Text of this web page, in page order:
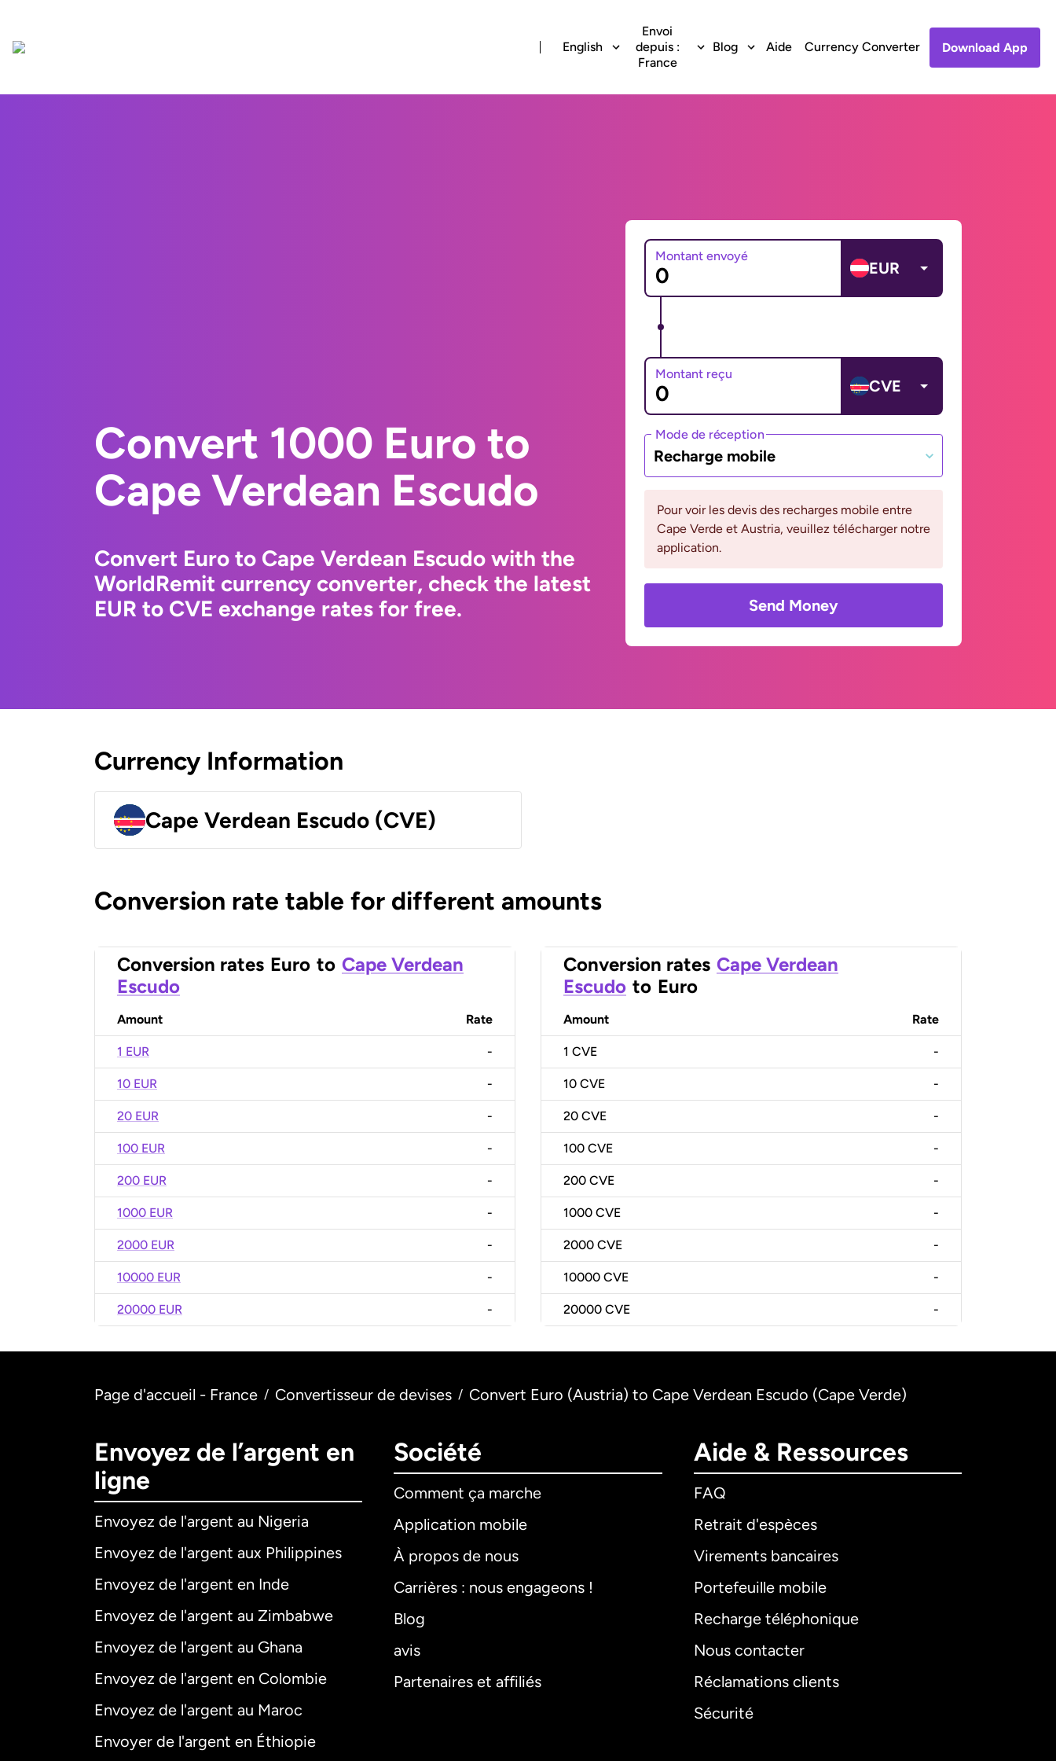
English
Envoi
depuis :
France
Blog Aide Currency Converter Download App
Convert 1000 Euro to
Cape Verdean Escudo
Convert Euro to Cape Verdean Escudo with the
WorldRemit currency converter, check the latest
EUR to CVE exchange rates for free.
Montant envoyé
EUR
Montant reçu
CVE
Mode de réception
Recharge mobile
Pour voir les devis des recharges mobile entre
Cape Verde et Austria, veuillez télécharger notre
application.
Send Money
Currency Information
Cape Verdean Escudo (CVE)
Conversion rate table for different amounts
Conversion rates Euro to Cape Verdean
Escudo
Amount Rate
1 EUR -
10 EUR -
20 EUR -
100 EUR -
200 EUR -
1000 EUR -
2000 EUR -
10000 EUR -
20000 EUR -
Conversion rates Cape Verdean
Escudo to Euro
Amount Rate
1 CVE -
10 CVE -
20 CVE -
100 CVE -
200 CVE -
1000 CVE -
2000 CVE -
10000 CVE -
20000 CVE -
Page d'accueil - France / Convertisseur de devises / Convert Euro (Austria) to Cape Verdean Escudo (Cape Verde)
Envoyez de l’argent en
ligne
Envoyez de l'argent au Nigeria
Envoyez de l'argent aux Philippines
Envoyez de l'argent en Inde
Envoyez de l'argent au Zimbabwe
Envoyez de l'argent au Ghana
Envoyez de l'argent en Colombie
Envoyez de l'argent au Maroc
Envoyer de l'argent en Éthiopie
Société
Comment ça marche
Application mobile
À propos de nous
Carrières : nous engageons !
Blog
avis
Partenaires et affiliés
Aide & Ressources
FAQ
Retrait d'espèces
Virements bancaires
Portefeuille mobile
Recharge téléphonique
Nous contacter
Réclamations clients
Sécurité